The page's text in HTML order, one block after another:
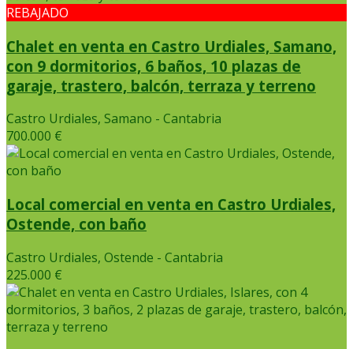
REBAJADO
Chalet en venta en Castro Urdiales, Samano,
con 9 dormitorios, 6 baños, 10 plazas de
garaje, trastero, balcón, terraza y terreno
Castro Urdiales, Samano - Cantabria
700.000 €
Local comercial en venta en Castro Urdiales,
Ostende, con baño
Castro Urdiales, Ostende - Cantabria
225.000 €